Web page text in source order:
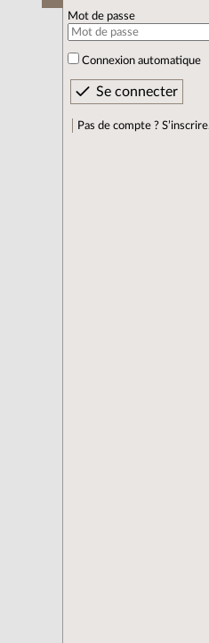
Mot de passe
Connexion automatique
Pas de compte ?